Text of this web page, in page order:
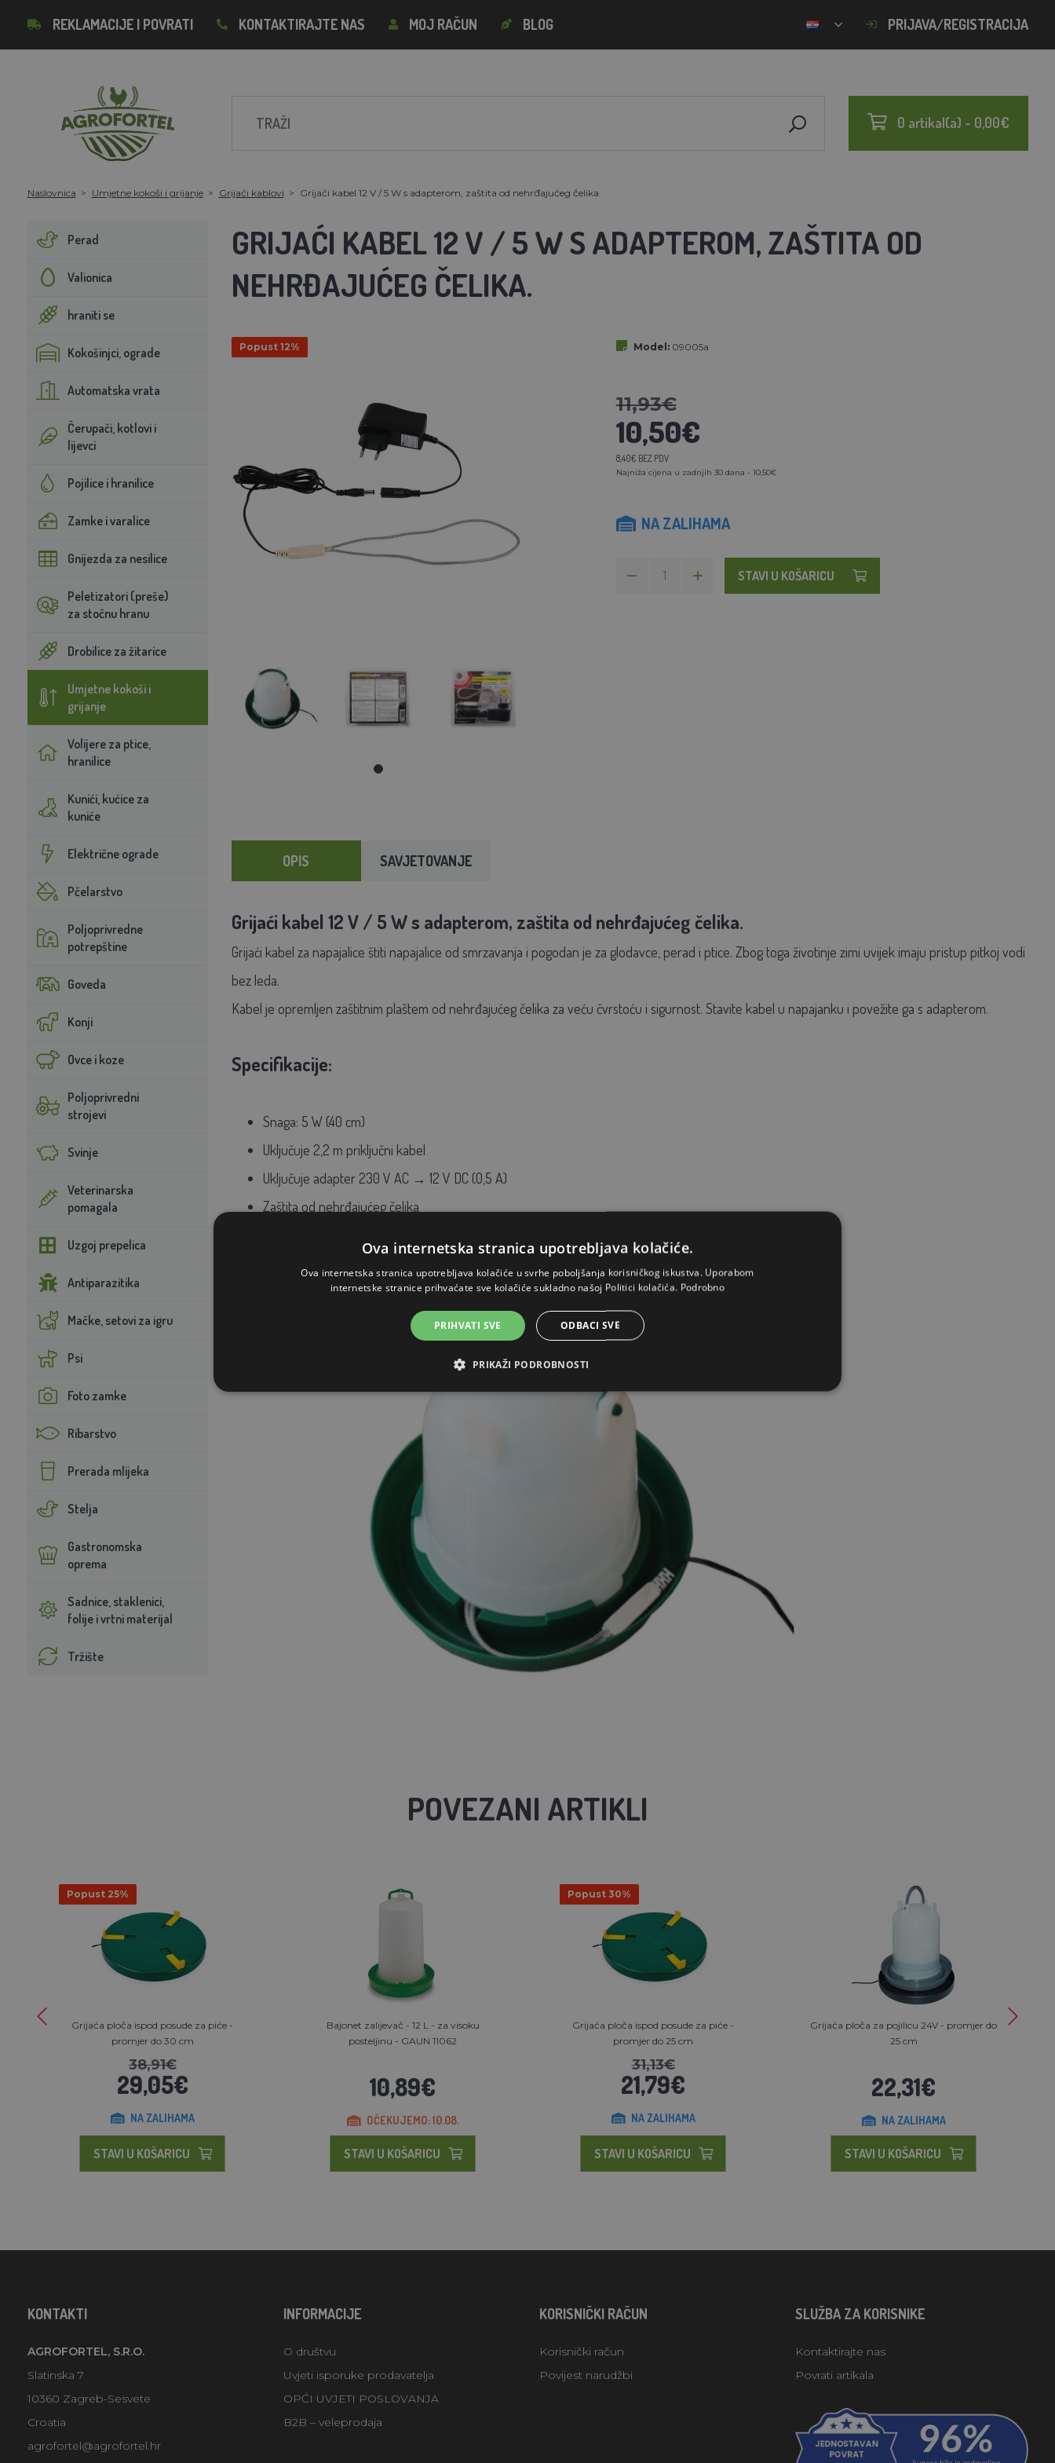
REKLAMACIJE I POVRATI KONTAKTIRAJTE NAS MOJ RAČUN BLOG PRIJAVA/REGISTRACIJA
0 artikal(a) - 0,00€
Naslovnica Umjetne kokoši i grijanje Grijaći kablovi Grijaći kabel 12 V / 5 W s adapterom, zaštita od nehrđajućeg čelika.
Perad
Valionica
hraniti se
Kokošinjci, ograde
Automatska vrata
Čerupači, kotlovi i
lijevci
Pojilice i hranilice
Zamke i varalice
Gnijezda za nesilice
Peletizatori (preše)
za stočnu hranu
Drobilice za žitarice
Umjetne kokoši i
grijanje
Volijere za ptice,
hranilice
Kunići, kućice za
kuniće
Električne ograde
Pčelarstvo
Poljoprivredne
potrepštine
Goveda
Konji
Ovce i koze
Poljoprivredni
strojevi
Svinje
Veterinarska
pomagala
Uzgoj prepelica
Antiparazitika
Mačke, setovi za igru
Psi
Foto zamke
Ribarstvo
Prerada mlijeka
Stelja
Gastronomska
oprema
Sadnice, staklenici,
folije i vrtni materijal
Tržište
GRIJAĆI KABEL 12 V / 5 W S ADAPTEROM, ZAŠTITA OD
NEHRĐAJUĆEG ČELIKA.
Popust 12% Model: 09005a
11,93€
10,50€
8,40€ BEZ PDV
Najniža cijena u zadnjih 30 dana - 10,50€
NA ZALIHAMA
STAVI U KOŠARICU
OPIS SAVJETOVANJE
Grijaći kabel 12 V / 5 W s adapterom, zaštita od nehrđajućeg čelika.
Grijaći kabel za napajalice štiti napajalice od smrzavanja i pogodan je za glodavce, perad i ptice. Zbog toga životinje zimi uvijek imaju pristup pitkoj vodi
bez leda.
Kabel je opremljen zaštitnim plaštem od nehrđajućeg čelika za veću čvrstoću i sigurnost. Stavite kabel u napajanku i povežite ga s adapterom.
Specifikacije:
Snaga: 5 W (40 cm)
Uključuje 2,2 m priključni kabel
Uključuje adapter 230 V AC → 12 V DC (0,5 A)
Zaštita od nehrđajućeg čelika
POVEZANI ARTIKLI
Popust 25%
Grijaća ploča ispod posude za piće -
promjer do 30 cm
38,91€
29,05€
NA ZALIHAMA
STAVI U KOŠARICU
Bajonet zalijevač - 12 L - za visoku
posteljinu - GAUN 11062
10,89€
OČEKUJEMO: 10.08.
STAVI U KOŠARICU
Popust 30%
Grijaća ploča ispod posude za piće -
promjer do 25 cm
31,13€
21,79€
NA ZALIHAMA
STAVI U KOŠARICU
Grijaća ploča za pojilicu 24V - promjer do
25 cm
22,31€
NA ZALIHAMA
STAVI U KOŠARICU
KONTAKTI
AGROFORTEL, S.R.O.
Slatinska 7
10360 Zagreb-Sesvete
Croatia
agrofortel@agrofortel.hr
INFORMACIJE
O društvu
Uvjeti isporuke prodavatelja
OPĆI UVJETI POSLOVANJA
B2B – veleprodaja
KORISNIČKI RAČUN
Korisnički račun
Povijest narudžbi
SLUŽBA ZA KORISNIKE
Kontaktirajte nas
Povrati artikala
Ova internetska stranica upotrebljava kolačiće.
Ova internetska stranica upotrebljava kolačiće u svrhe poboljšanja korisničkog iskustva. Uporabom
internetske stranice prihvaćate sve kolačiće sukladno našoj Politici kolačića. Podrobno
PRIHVATI SVE ODBACI SVE
PRIKAŽI PODROBNOSTI